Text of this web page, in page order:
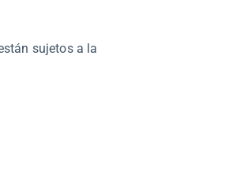
sujetos a la